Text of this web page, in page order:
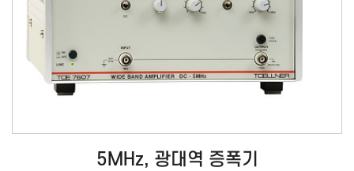
5MHz, 광대역 증폭기